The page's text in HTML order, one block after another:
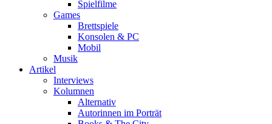
Spielfilme
Games
Brettspiele
Konsolen & PC
Mobil
Musik
Artikel
Interviews
Kolumnen
Alternativ
Autorinnen im Porträt